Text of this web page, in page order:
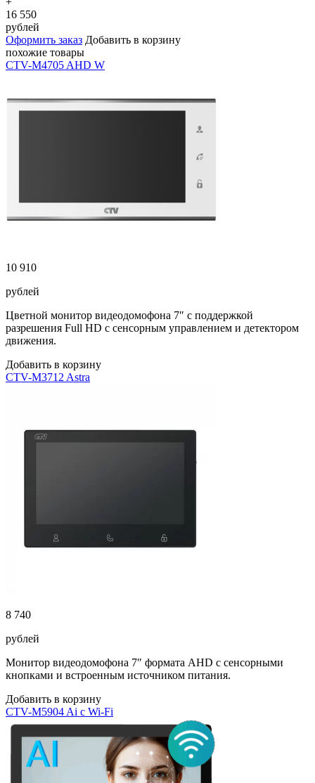
16 550
рублей
Оформить заказ Добавить в корзину
похожие товары
CTV-M4705 AHD W
10 910
рублей
Цветной монитор видеодомофона 7″ с поддержкой
разрешения Full HD с сенсорным управлением и детектором
движения.
Добавить в корзину
CTV-M3712 Astra
8 740
рублей
Монитор видеодомофона 7″ формата AHD с сенсорными
кнопками и встроенным источником питания.
Добавить в корзину
CTV-M5904 Ai с Wi-Fi